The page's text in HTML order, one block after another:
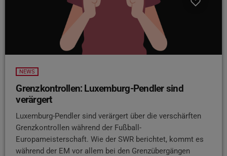
NEWS
Grenzkontrollen: Luxemburg-Pendler sind
verärgert
Luxemburg-Pendler sind verärgert über die verschärften
Grenzkontrollen während der Fußball-
Europameisterschaft. Wie der SWR berichtet, kommt es
während der EM vor allem bei den Grenzübergängen